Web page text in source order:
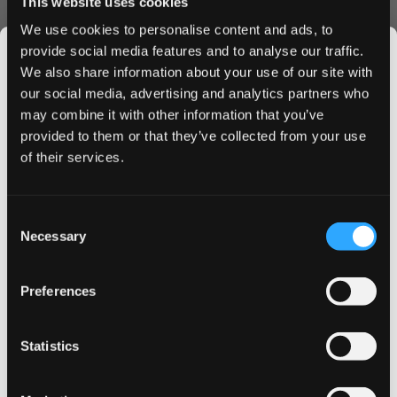
We use cookies to personalise content and ads, to
provide social media features and to analyse our traffic.
We also share information about your use of our site with
our social media, advertising and analytics partners who
may combine it with other information that you’ve
provided to them or that they’ve collected from your use
of their services.
Selection
Necessary
Preferences
Statistics
الحلوى اللذيذة.
اطلب الآن
لا تفوت هذه التجربة المتميزة لأكياس النيكوتين. اطلب أكياس بابلو
تشيز كيك الفراولة اليوم واستمتع بخدمة الشحن السريعة وعروض
خصومات الجملة. أضف إلى السلة الآن لتجربة المزيج المثالي من
المتعة والرضا.
Flavor
JOIN THE
SNUSDADDY CLUB
Get first access to fresh drops, hot deals, flavor
tips and and the latest Snusdaddy news.